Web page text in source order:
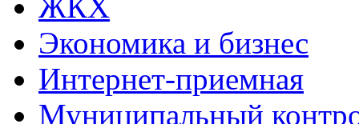
Экономика и бизнес
Интернет-приемная
Муниципальный